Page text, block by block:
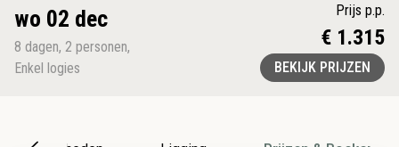
wo 02 dec
8 dagen, 2 personen,
Enkel logies
Prijs p.p.
€ 1.315
BEKIJK PRIJZEN